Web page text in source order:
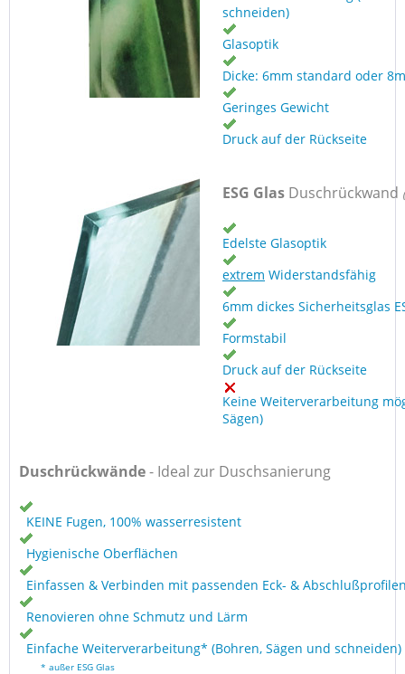
schneiden)
Glasoptik
Dicke: 6mm standard oder
Geringes Gewicht
Druck auf der Rückseite
ESG Glas Duschrückwand
Edelste Glasoptik
extrem Widerstandsfähig
6mm dickes Sicherheitsglas
Formstabil
Druck auf der Rückseite
Keine Weiterverarbeitung
Sägen)
Duschrückwände- Ideal zur Duschsanierung
KEINE Fugen, 100% wasserresistent
Hygienische Oberflächen
Einfassen & Verbinden mit passenden Eck- &
Renovieren ohne Schmutz und Lärm
Einfache Weiterverarbeitung* (Bohren, Sägen und schneiden)
* außer ESG Glas